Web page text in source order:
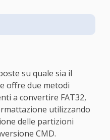
su quale sia il
offre due metodi
a convertire FAT32,
utilizzando
delle partizioni
CMD.